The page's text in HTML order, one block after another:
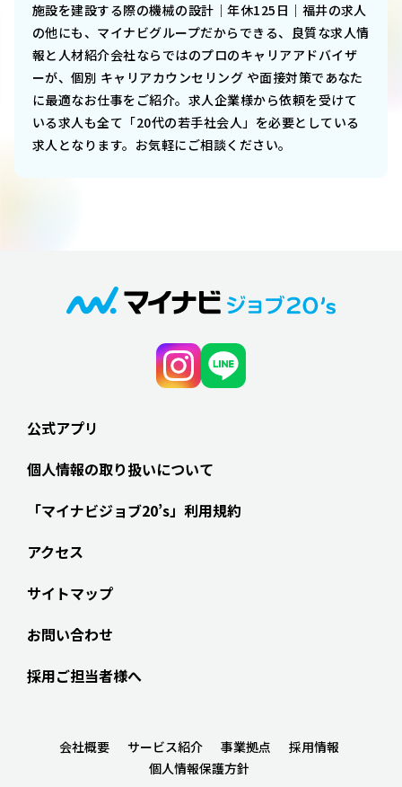
施設を建設する際の機械の設計｜年休125日｜福井の求人
の他にも、マイナビグループだからできる、良質な求人情
報と人材紹介会社ならではのプロのキャリアアドバイザ
ーが、個別 キャリアカウンセリング や面接対策であなた
に最適なお仕事をご紹介。求人企業様から依頼を受けて
いる求人も全て「20代の若手社会人」を必要としている
求人となります。お気軽にご相談ください。
公式アプリ
個人情報の取り扱いについて
「マイナビジョブ20’s」利用規約
アクセス
サイトマップ
お問い合わせ
採用ご担当者様へ
会社概要 サービス紹介 事業拠点
採用情報
個人情報保護方針